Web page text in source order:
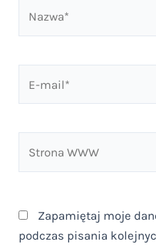
mail*
WWW
Zapamiętaj moje
podczas pisania